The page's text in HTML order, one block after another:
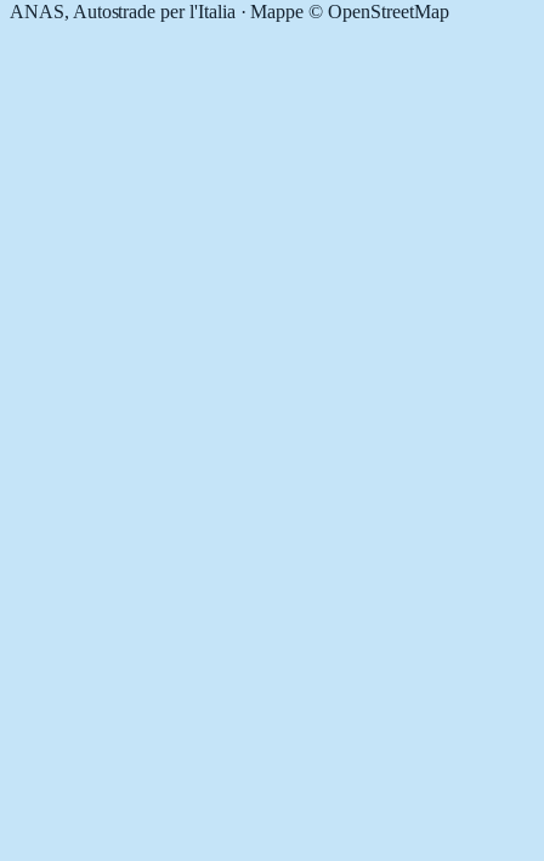
ANAS, Autostrade per l'Italia · Mappe © OpenStreetMap